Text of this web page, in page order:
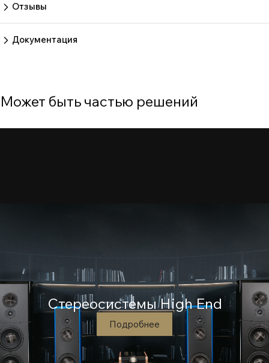
Отзывы
Документация
Может быть частью решений
Стереосистемы High End
Подробнее